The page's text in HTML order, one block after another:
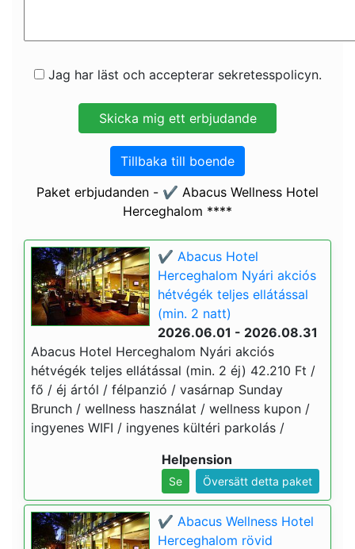
Jag har läst och accepterar sekretesspolicyn.
Tillbaka till boende
Paket erbjudanden - ✔️ Abacus Wellness Hotel
Herceghalom ****
✔️ Abacus Hotel
Herceghalom Nyári akciós
hétvégék teljes ellátással
(min. 2 natt)
2026.06.01 - 2026.08.31
Abacus Hotel Herceghalom Nyári akciós
hétvégék teljes ellátással (min. 2 éj) 42.210 Ft /
fő / éj ártól / félpanzió / vasárnap Sunday
Brunch / wellness használat / wellness kupon /
ingyenes WIFI / ingyenes kültéri parkolás /
Helpension
Se Översätt detta paket
✔️ Abacus Wellness Hotel
Herceghalom rövid